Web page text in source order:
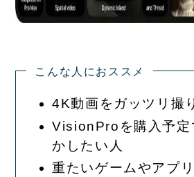
こんな人におススメ
4K動画をガッツリ撮
VisionProを購入予定
かしたい人
重たいゲームやアプ